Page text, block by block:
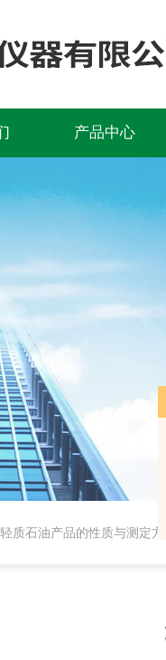
产品中心
轻质石油产品的性质与测定方